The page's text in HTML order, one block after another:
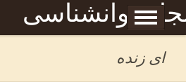
روانشناسی
Skip to content
برگه نمونه
ای زنده